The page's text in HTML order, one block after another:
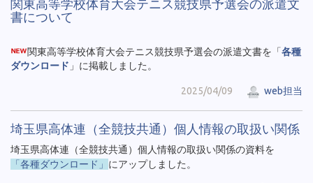
関東高等学校体育大会テニス競技県予選会の派遣文
書について
関東高等学校体育大会テニス競技県予選会の派遣文書を「各種
ダウンロード 」に掲載しました。
2025/04/09 web担当
埼玉県高体連（全競技共通）個人情報の取扱い関係
埼玉県高体連（全競技共通）個人情報の取扱い関係の資料を
「各種ダウンロード」 にアップしました。